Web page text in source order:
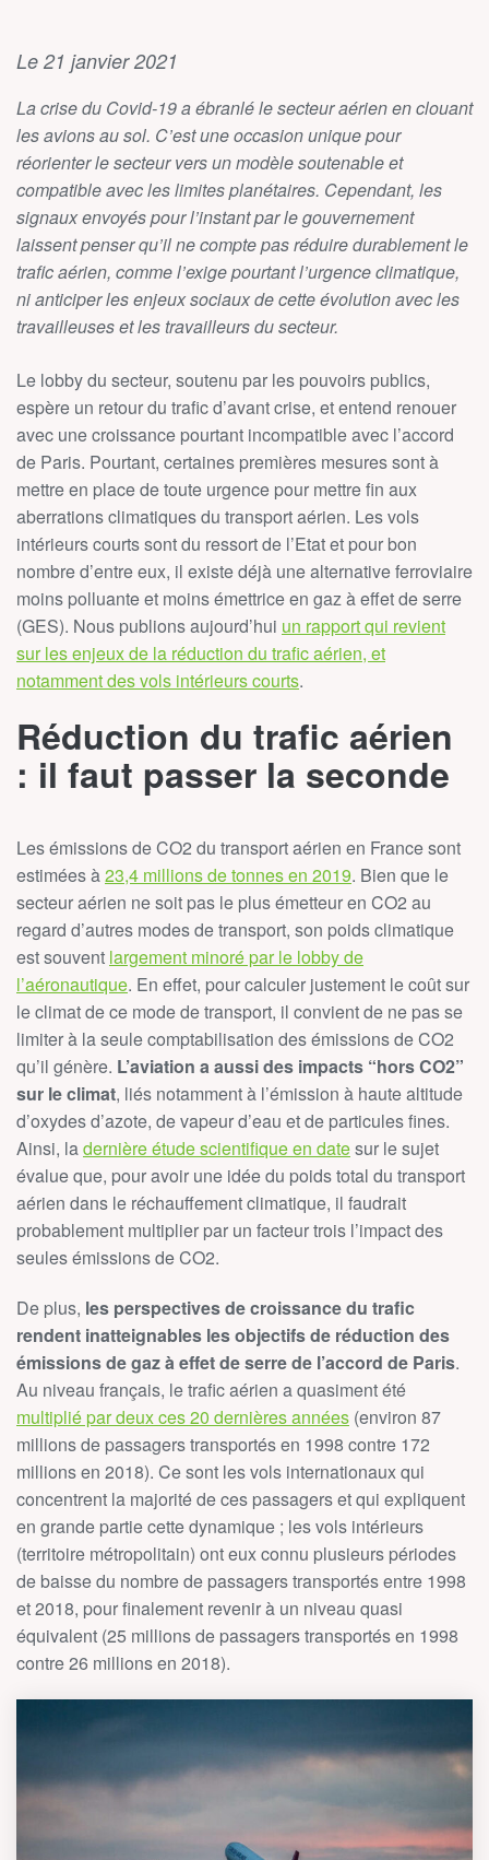
Le 21 janvier 2021
La crise du Covid-19 a ébranlé le secteur aérien en clouant
les avions au sol. C’est une occasion unique pour
réorienter le secteur vers un modèle soutenable et
compatible avec les limites planétaires. Cependant, les
signaux envoyés pour l’instant par le gouvernement
laissent penser qu’il ne compte pas réduire durablement le
trafic aérien, comme l’exige pourtant l’urgence climatique,
ni anticiper les enjeux sociaux de cette évolution avec les
travailleuses et les travailleurs du secteur.
Le lobby du secteur, soutenu par les pouvoirs publics,
espère un retour du trafic d’avant crise, et entend renouer
avec une croissance pourtant incompatible avec l’accord
de Paris. Pourtant, certaines premières mesures sont à
mettre en place de toute urgence pour mettre fin aux
aberrations climatiques du transport aérien. Les vols
intérieurs courts sont du ressort de l’Etat et pour bon
nombre d’entre eux, il existe déjà une alternative ferroviaire
moins polluante et moins émettrice en gaz à effet de serre
(GES). Nous publions aujourd’hui un rapport qui revient
sur les enjeux de la réduction du trafic aérien, et
notamment des vols intérieurs courts.
Réduction du trafic aérien
: il faut passer la seconde
Les émissions de CO2 du transport aérien en France sont
estimées à23,4 millions de tonnes en 2019. Bien que le
secteur aérien ne soit pas le plus émetteur en CO2 au
regard d’autres modes de transport, son poids climatique
est souvent largement minoré par le lobby de
l’aéronautique. En effet, pour calculer justement le coût sur
le climat de ce mode de transport, il convient de ne pas se
limiter à la seule comptabilisation des émissions de CO2
qu’il génère. L’aviation a aussi des impacts “hors CO2”
sur le climat, liés notamment à l’émission à haute altitude
d’oxydes d’azote, de vapeur d’eau et de particules fines.
Ainsi, ladernière étude scientifique en datesur le sujet
évalue que, pour avoir une idée du poids total du transport
aérien dans le réchauffement climatique, il faudrait
probablement multiplier par un facteur trois l’impact des
seules émissions de CO2.
De plus, les perspectives de croissance du trafic
rendent inatteignables les objectifs de réduction des
émissions de gaz à effet de serre de l’accord de Paris.
Au niveau français, le trafic aérien a quasiment été
multiplié par deux ces 20 dernières années (environ 87
millions de passagers transportés en 1998 contre 172
millions en 2018). Ce sont les vols internationaux qui
concentrent la majorité de ces passagers et qui expliquent
en grande partie cette dynamique ; les vols intérieurs
(territoire métropolitain) ont eux connu plusieurs périodes
de baisse du nombre de passagers transportés entre 1998
et 2018, pour finalement revenir à un niveau quasi
équivalent (25 millions de passagers transportés en 1998
contre 26 millions en 2018).